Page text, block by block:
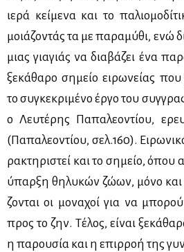
ιε­ρά κεί­με­να και το
μοιά­ζο­ντάς τα με πα­ρα­μύ­θι, ενώ
μιας για­γιάς να δια­βά­ζει ένα
ξε­κά­θα­ρο ση­μείο ει­ρω­νεί­ας που
το συ­γκε­κρι­μέ­νο έρ­γο του
ο Λευ­τέ­ρης Πα­πα­λε­ο­ντί­ου,
(Πα­πα­λε­ο­ντί­ου, σελ.160).
ρα­κτη­ρι­στεί και το ση­μείο,
ύπαρ­ξη θη­λυ­κών ζώ­ων, μό­νο και
ζο­νται οι μο­να­χοί για να
προς το ζην. Τέ­λος, εί­ναι
η πα­ρου­σία και η επιρ­ροή της